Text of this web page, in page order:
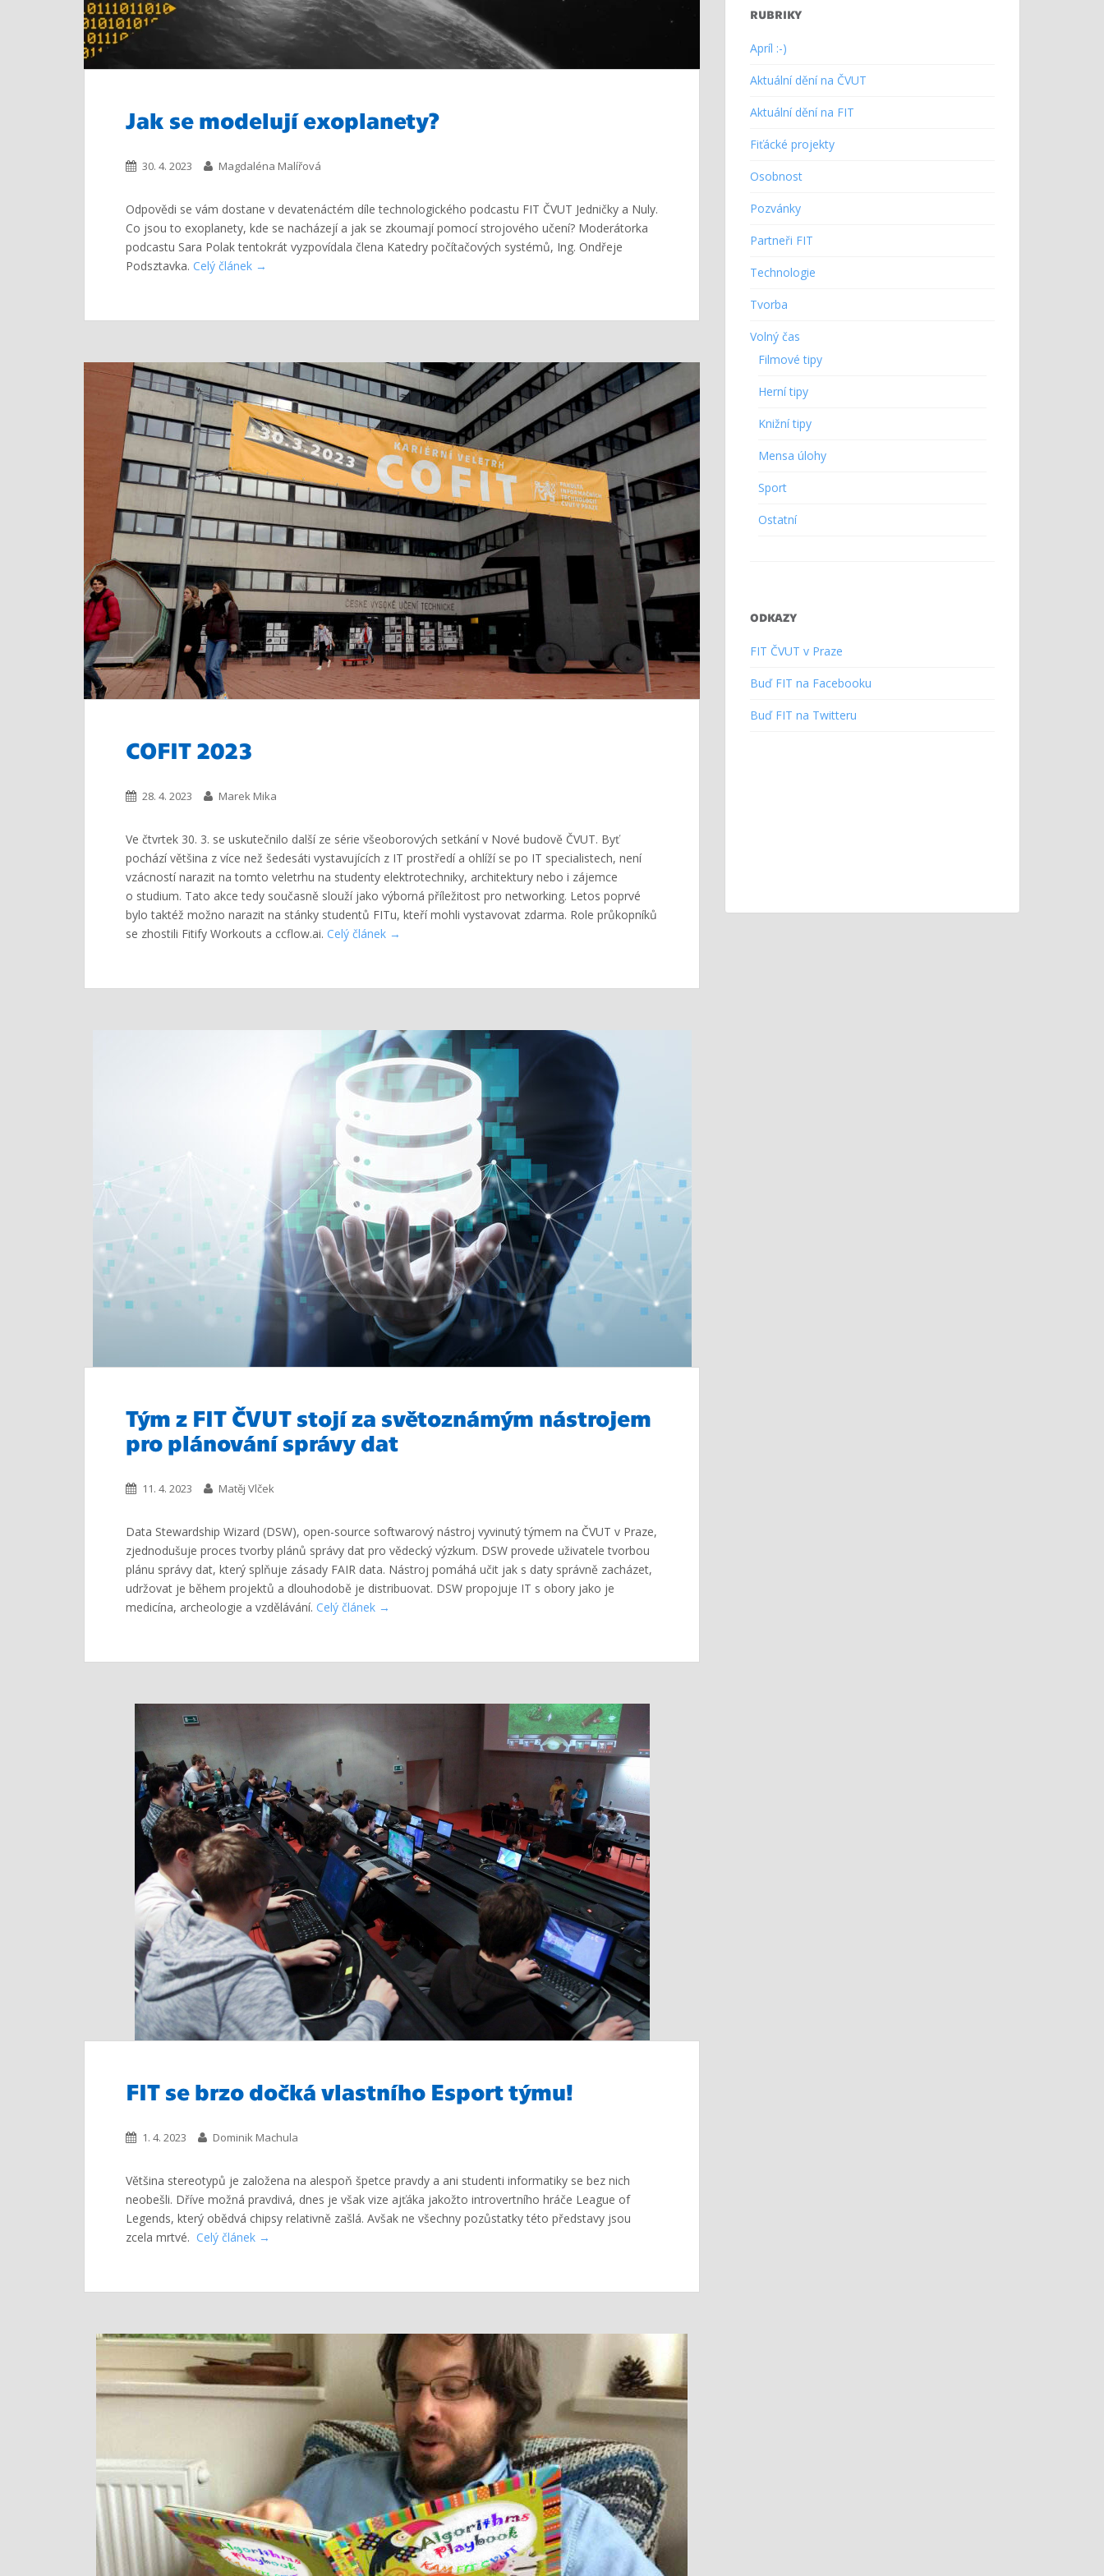
Jak se modelují exoplanety?
30. 4. 2023 Magdaléna Malířová
Odpovědi se vám dostane v devatenáctém díle technologického podcastu FIT ČVUT Jedničky a Nuly.
Co jsou to exoplanety, kde se nacházejí a jak se zkoumají pomocí strojového učení? Moderátorka
podcastu Sara Polak tentokrát vyzpovídala člena Katedry počítačových systémů, Ing. Ondřeje
Podsztavka. Celý článek
COFIT 2023
28. 4. 2023 Marek Mika
Ve čtvrtek 30. 3. se uskutečnilo další ze série všeoborových setkání v Nové budově ČVUT. Byť
pochází většina z více než šedesáti vystavujících z IT prostředí a ohlíží se po IT specialistech, není
vzácností narazit na tomto veletrhu na studenty elektrotechniky, architektury nebo i zájemce
o studium. Tato akce tedy současně slouží jako výborná příležitost pro networking. Letos poprvé
bylo taktéž možno narazit na stánky studentů FITu, kteří mohli vystavovat zdarma. Role průkopníků
se zhostili Fitify Workouts a ccflow.ai. Celý článek
Tým z FIT ČVUT stojí za světoznámým nástrojem
pro plánování správy dat
11. 4. 2023 Matěj Vlček
Data Stewardship Wizard (DSW), open-source softwarový nástroj vyvinutý týmem na ČVUT v Praze,
zjednodušuje proces tvorby plánů správy dat pro vědecký výzkum. DSW provede uživatele tvorbou
plánu správy dat, který splňuje zásady FAIR data. Nástroj pomáhá učit jak s daty správně zacházet,
udržovat je během projektů a dlouhodobě je distribuovat. DSW propojuje IT s obory jako je
medicína, archeologie a vzdělávání. Celý článek
FIT se brzo dočká vlastního Esport týmu!
1. 4. 2023 Dominik Machula
Většina stereotypů je založena na alespoň špetce pravdy a ani studenti informatiky se bez nich
neobešli. Dříve možná pravdivá, dnes je však vize ajťáka jakožto introvertního hráče League of
Legends, který obědvá chipsy relativně zašlá. Avšak ne všechny pozůstatky této představy jsou
zcela mrtvé. Celý článek
RUBRIKY
Apríl :-)
Aktuální dění na ČVUT
Aktuální dění na FIT
Fiťácké projekty
Osobnost
Pozvánky
Partneři FIT
Technologie
Tvorba
Volný čas
Filmové tipy
Herní tipy
Knižní tipy
Mensa úlohy
Sport
Ostatní
ODKAZY
FIT ČVUT v Praze
Buď FIT na Facebooku
Buď FIT na Twitteru